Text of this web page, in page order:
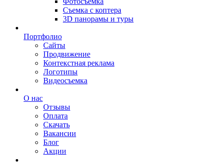
Съемка с коптера
3D панорамы и туры
Портфолио
Сайты
Продвижение
Контекстная реклама
Логотипы
Видеосъемка
О нас
Отзывы
Оплата
Скачать
Вакансии
Блог
Акции